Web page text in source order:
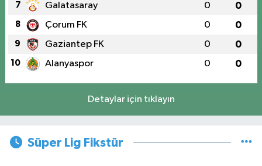
7 Galatasaray 0 0
8 Çorum FK 0 0
9 Gaziantep FK 0 0
10 Alanyaspor 0 0
Detaylar için tıklayın
Süper Lig Fikstür